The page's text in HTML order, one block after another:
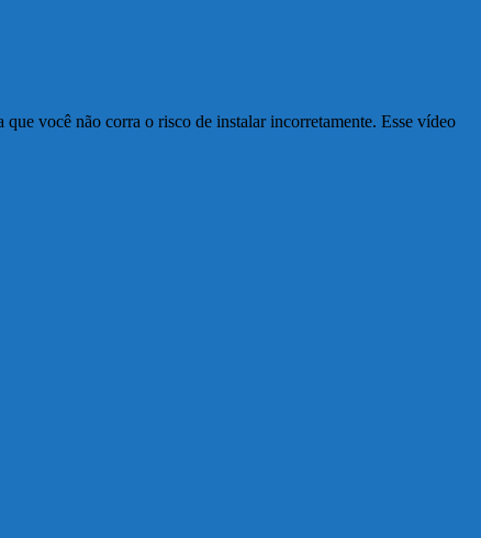
você não corra o risco de instalar incorretamente. Esse vídeo